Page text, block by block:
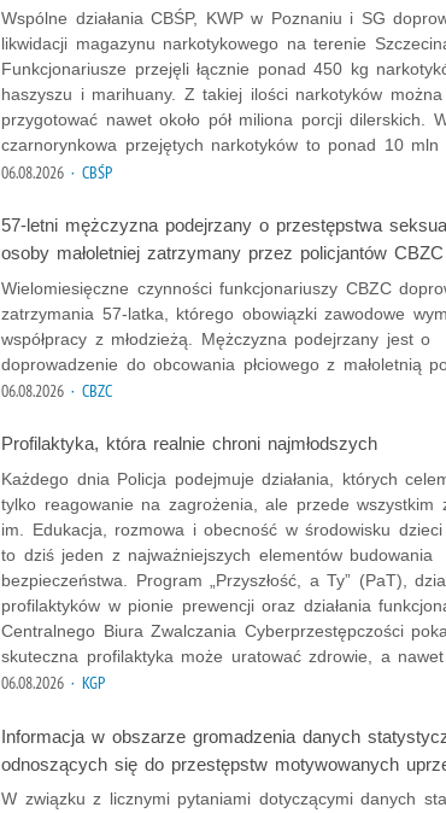
Wspólne działania CBŚP, KWP w Poznaniu i SG
likwidacji magazynu narkotykowego na terenie
Funkcjonariusze przejęli łącznie ponad 450 kg
haszyszu i marihuany. Z takiej ilości narkotyków
przygotować nawet około pół miliona porcji dilerskich.
czarnorynkowa przejętych narkotyków to ponad 10 mln
06.08.2026 · CBŚP
57-letni mężczyzna podejrzany o przestępstwa
osoby małoletniej zatrzymany przez policjantów CBZC
Wielomiesięczne czynności funkcjonariuszy CBZC
zatrzymania 57-latka, którego obowiązki zawodowe
współpracy z młodzieżą. Mężczyzna podejrzany jest o
doprowadzenie do obcowania płciowego z małoletnią
06.08.2026 · CBZC
Profilaktyka, która realnie chroni najmłodszych
Każdego dnia Policja podejmuje działania, których
tylko reagowanie na zagrożenia, ale przede wszystkim
im. Edukacja, rozmowa i obecność w środowisku dzieci
to dziś jeden z najważniejszych elementów budowania
bezpieczeństwa. Program „Przyszłość, a Ty” (PaT),
profilaktyków w pionie prewencji oraz działania
Centralnego Biura Zwalczania Cyberprzestępczości
skuteczna profilaktyka może uratować zdrowie, a nawet
06.08.2026 · KGP
Informacja w obszarze gromadzenia danych
odnoszących się do przestępstw motywowanych
W związku z licznymi pytaniami dotyczącymi danych